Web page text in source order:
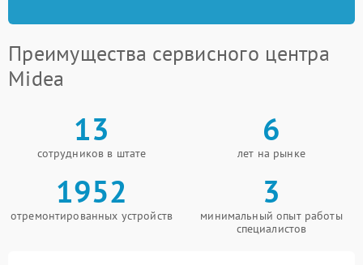
Преимущества сервисного центра
Midea
13
сотрудников в штате
6
лет на рынке
1952
отремонтированных устройств
3
минимальный опыт работы
специалистов